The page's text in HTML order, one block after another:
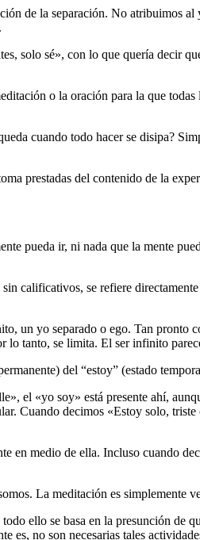
de la separación. No atribuimos al
solo sé», con lo que quería decir
o la oración para la que todas
cuando todo hacer se disipa?
prestadas del contenido de la
pueda ir, ni nada que la mente
calificativos, se refiere
un yo separado o ego. Tan
tanto, se limita. El ser infinito
del “estoy” (estado
el «yo soy» está presente ahí,
Cuando decimos «Estoy solo,
en medio de ella. Incluso cuando
La meditación es simplemente
ello se basa en la presunción de
es, no son necesarias tales